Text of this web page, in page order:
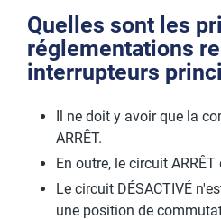
Quelles sont les
réglementations
interrupteurs
Il ne doit y avoir que la
ARRÊT.
En outre, le circuit
Le circuit DÉSACTIVÉ
une position de